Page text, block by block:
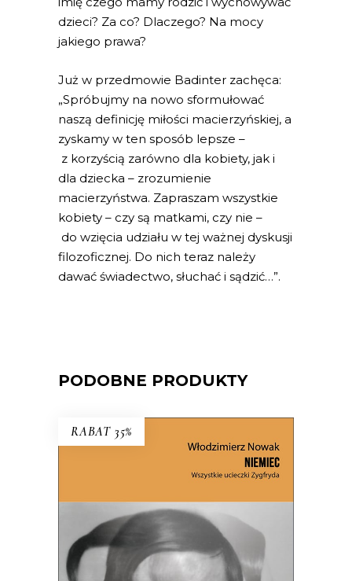
dzieci? Za co? Dlaczego? Na mocy
jakiego prawa?
Już w przedmowie Badinter zachęca:
„Spróbujmy na nowo sformułować
naszą definicję miłości macierzyńskiej, a
zyskamy w ten sposób lepsze –
z korzyścią zarówno dla kobiety, jak i
dla dziecka – zrozumienie
macierzyństwa. Zapraszam wszystkie
kobiety – czy są matkami, czy nie –
do wzięcia udziału w tej ważnej dyskusji
filozoficznej. Do nich teraz należy
dawać świadectwo, słuchać i sądzić…”.
PODOBNE PRODUKTY
RABAT 35%
NIEMIEC. WSZYSTKIE
UCIECZKI ZYGFRYDA
Czy Zygfryd Kapela zdradził Niemcy z